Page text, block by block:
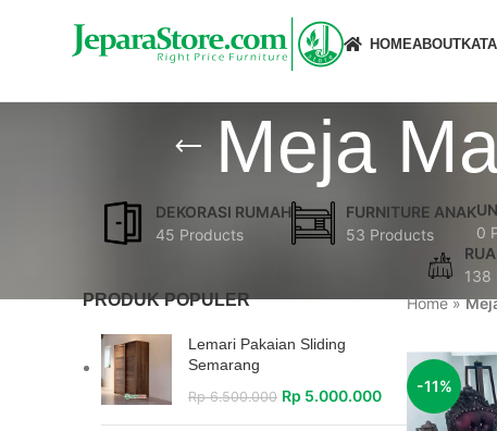
HOMEABOUT
Meja
DEKORASI RUMAH
45 Products
FURNITURE ANAK
53 Products
0
138
PRODUK POPULER
Lemari Pakaian Sliding
Semarang
Rp6.500.000 Rp 5.000.000
Home»
-11%